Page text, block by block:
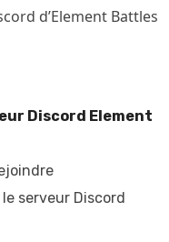
d’Element Battles
Discord Element
serveur Discord